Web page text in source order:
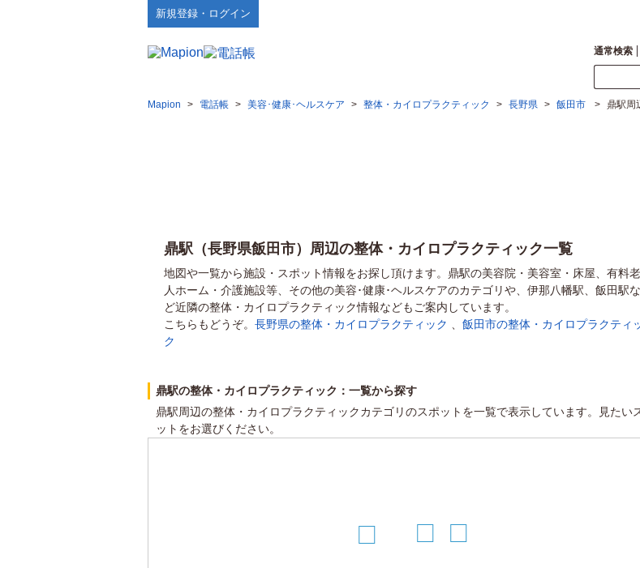
新規登録・ログイン
通常検索
Mapion > 電話帳 > 美容･健康･ヘルスケア > 整体・カイロプラクティック > 長野県 > 飯田市 > 鼎駅周
鼎駅（長野県飯田市）周辺の整体・カイロプラクティック一覧
地図や一覧から施設・スポット情報をお探し頂けます。鼎駅の美容院・美容室・床屋、有料老
人ホーム・介護施設等、その他の美容･健康･ヘルスケアのカテゴリや、伊那八幡駅、飯田駅な
ど近隣の整体・カイロプラクティック情報などもご案内しています。
こちらもどうぞ。 長野県の整体・カイロプラクティック
飯田市の整体・カイロプラクティ
ク
鼎駅の整体・カイロプラクティック：一覧から探す
鼎駅周辺の整体・カイロプラクティックカテゴリのスポットを一覧で表示しています。見たい
ットをお選びください。